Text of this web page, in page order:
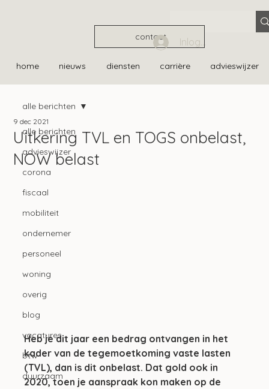
contact
home nieuws diensten carrière advieswijzer
Inloggen
alle berichten
advieswijzer
corona
fiscaal
mobiliteit
ondernemer
personeel
woning
overig
blog
vacatures
btw
duurzaam
alle berichten
Uitkering TVL en TOGS onbelast,
NOW belast
9 dec 2021
Heb je dit jaar een bedrag ontvangen in het
kader van de tegemoetkoming vaste lasten
(TVL), dan is dit onbelast. Dat gold ook in
2020, toen je aanspraak kon maken op de